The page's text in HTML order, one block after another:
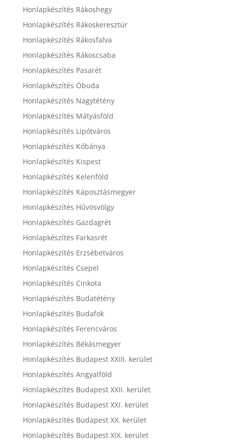
Honlapkészítés Rákoshegy
Honlapkészítés Rákoskeresztúr
Honlapkészítés Rákosfalva
Honlapkészítés Rákoscsaba
Honlapkészítés Pasarét
Honlapkészítés Óbuda
Honlapkészítés Nagytétény
Honlapkészítés Mátyásföld
Honlapkészítés Lipótváros
Honlapkészítés Kőbánya
Honlapkészítés Kispest
Honlapkészítés Kelenföld
Honlapkészítés Káposztásmegyer
Honlapkészítés Hűvösvölgy
Honlapkészítés Gazdagrét
Honlapkészítés Farkasrét
Honlapkészítés Erzsébetváros
Honlapkészítés Csepel
Honlapkészítés Cinkota
Honlapkészítés Budatétény
Honlapkészítés Budafok
Honlapkészítés Ferencváros
Honlapkészítés Békásmegyer
Honlapkészítés Budapest XXIII. kerület
Honlapkészítés Angyalföld
Honlapkészítés Budapest XXII. kerület
Honlapkészítés Budapest XXI. kerület
Honlapkészítés Budapest XX. kerület
Honlapkészítés Budapest XIX. kerület